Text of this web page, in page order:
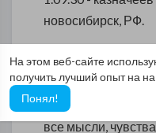
На этом веб-сайте
получить лучший опыт на
Понял!
новосибирск, РФ.
1.10.00 -
1.13.05 -
между собой все
все мысли,